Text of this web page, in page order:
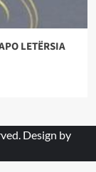
LETËRSIA
Design by